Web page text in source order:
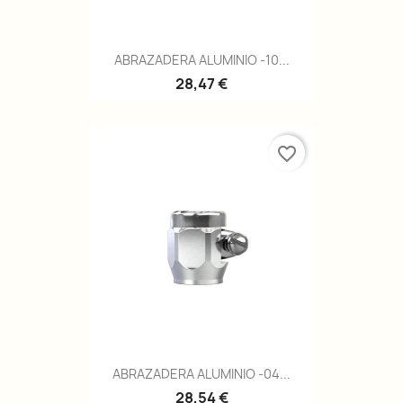
ABRAZADERA ALUMINIO -10...
28,47 €
ABRAZADERA ALUMINIO -04...
28,54 €
favorite_border